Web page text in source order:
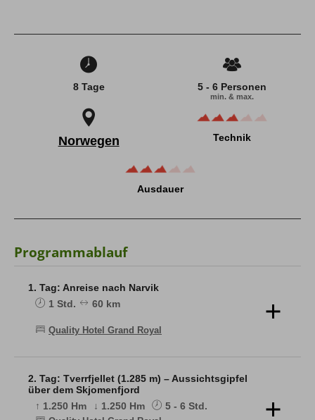
8 Tage 5 - 6 Personen
min. & max.
Norwegen Technik
Ausdauer
Programmablauf
1. Tag: Anreise nach Narvik
1 Std.
60 km
Quality Hotel Grand Royal
der Zimmer im zentral gelegenen Quality Hotel Grand
Royal. Materialcheck und gemeinsames Abendessen.
2. Tag: Tverrfjellet (1.285 m) – Aussichtsgipfel
über dem Skjomenfjord
↑ 1.250 Hm
↓ 1.250 Hm 5 - 6 Std.